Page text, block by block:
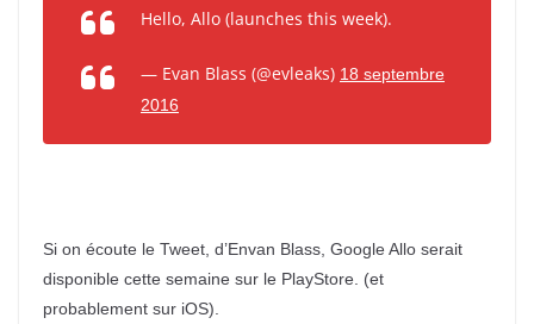
Hello, Allo (launches this week).
— Evan Blass (@evleaks) 18 septembre
2016
Si on écoute le Tweet, d’Envan Blass, Google Allo serait
disponible cette semaine sur le PlayStore. (et
probablement sur iOS).